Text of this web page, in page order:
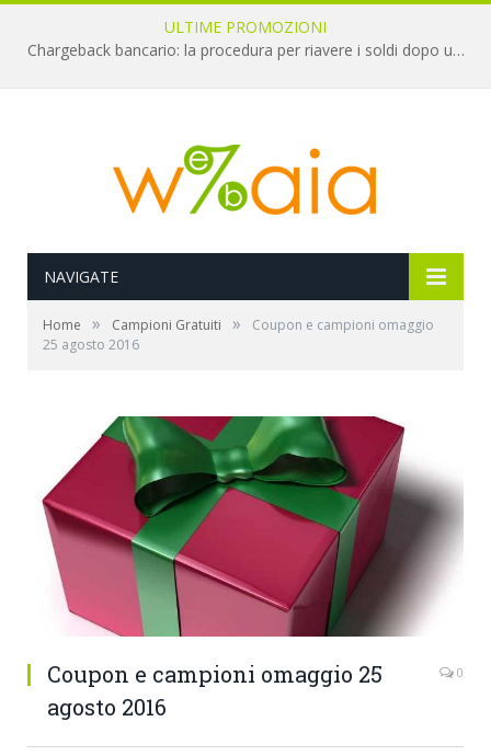
ULTIME PROMOZIONI
Chargeback bancario: la procedura per riavere i soldi dopo una truffa online
NAVIGATE
Home » Campioni Gratuiti »
Coupon e campioni omaggio
25 agosto 2016
Coupon e campioni omaggio 25
agosto 2016
0